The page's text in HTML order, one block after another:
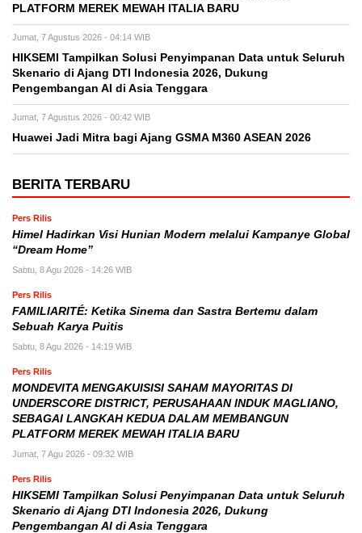
PLATFORM MEREK MEWAH ITALIA BARU
Jumat, 7 Agustus 2026 - 04:14 WIB
HIKSEMI Tampilkan Solusi Penyimpanan Data untuk Seluruh
Skenario di Ajang DTI Indonesia 2026, Dukung
Pengembangan AI di Asia Tenggara
Jumat, 7 Agustus 2026 - 00:42 WIB
Huawei Jadi Mitra bagi Ajang GSMA M360 ASEAN 2026
BERITA TERBARU
Pers Rilis
Himel Hadirkan Visi Hunian Modern melalui Kampanye Global
“Dream Home”
Sabtu, 8 Agu 2026 - 14:26 WIB
Pers Rilis
FAMILIARITÉ: Ketika Sinema dan Sastra Bertemu dalam
Sebuah Karya Puitis
Sabtu, 8 Agu 2026 - 14:19 WIB
Pers Rilis
MONDEVITA MENGAKUISISI SAHAM MAYORITAS DI
UNDERSCORE DISTRICT, PERUSAHAAN INDUK MAGLIANO,
SEBAGAI LANGKAH KEDUA DALAM MEMBANGUN
PLATFORM MEREK MEWAH ITALIA BARU
Jumat, 7 Agu 2026 - 09:32 WIB
Pers Rilis
HIKSEMI Tampilkan Solusi Penyimpanan Data untuk Seluruh
Skenario di Ajang DTI Indonesia 2026, Dukung
Pengembangan AI di Asia Tenggara